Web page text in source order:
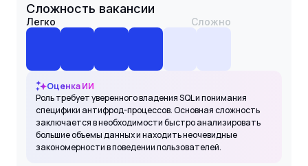
Сложность вакансии
Легко Сложно
Оценка ИИ
Роль требует уверенного владения SQL и понимания
специфики антифрод-процессов. Основная сложность
заключается в необходимости быстро анализировать
большие объемы данных и находить неочевидные
закономерности в поведении пользователей.